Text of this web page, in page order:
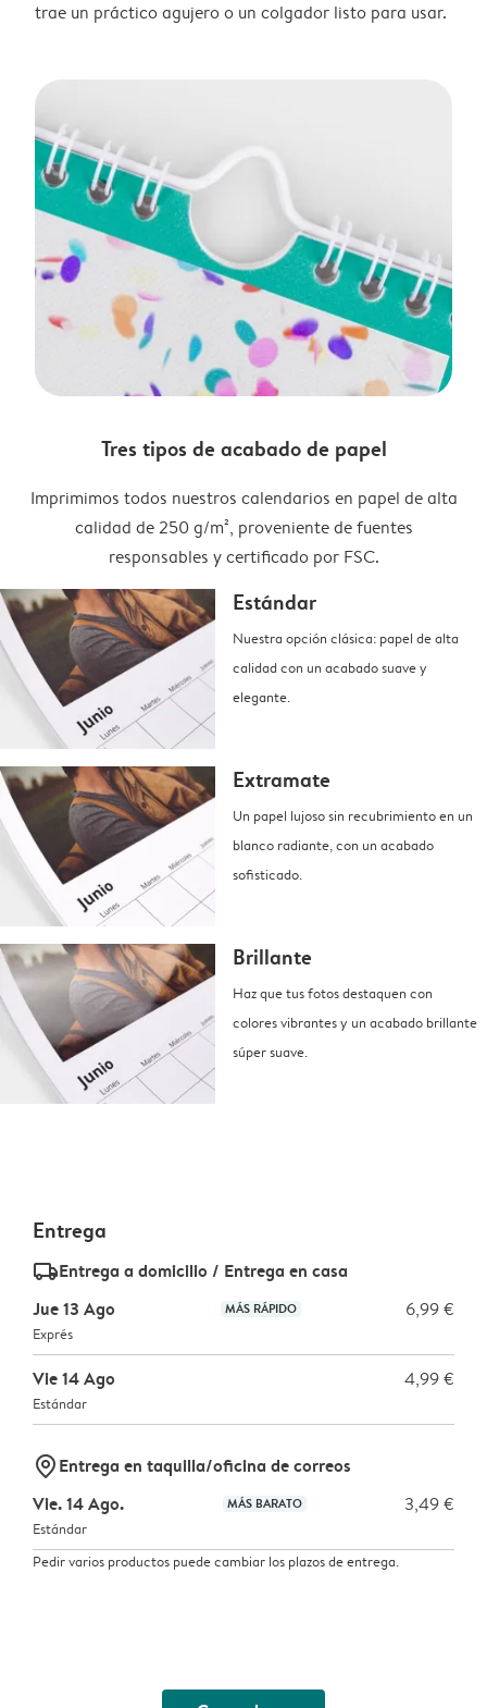
trae un práctico agujero o un colgador listo para usar.
Tres tipos de acabado de papel
Imprimimos todos nuestros calendarios en papel de alta
calidad de 250 g/m², proveniente de fuentes
responsables y certificado por FSC.
Estándar
Nuestra opción clásica: papel de alta
calidad con un acabado suave y
elegante.
Extramate
Un papel lujoso sin recubrimiento en un
blanco radiante, con un acabado
sofisticado.
Brillante
Haz que tus fotos destaquen con
colores vibrantes y un acabado brillante
súper suave.
Entrega
delivery_standard_v2Entrega a domicilio / Entrega en casa
Jue 13 Ago
MÁS RÁPIDO 6,99 €
Exprés
Vie 14 Ago 4,99 €
Estándar
marker-pinEntrega en taquilla/oficina de correos
Vie. 14 Ago.
MÁS BARATO 3,49 €
Estándar
Pedir varios productos puede cambiar los plazos de entrega.